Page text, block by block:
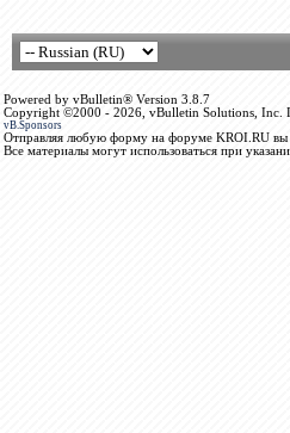
Powered by vBulletin® Version 3.8.7
Copyright ©2000 - 2026, vBulletin Solutions, Inc.
vB.Sponsors
Отправляя любую форму на форуме KROI.RU вы
Все материалы могут использоваться при